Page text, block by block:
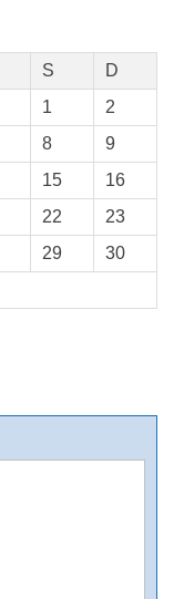
S
D
1
2
8
9
15
16
22
23
29
30